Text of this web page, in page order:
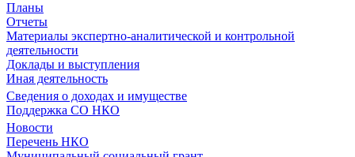
Планы
Отчеты
Материалы экспертно-аналитической и контрольной
деятельности
Доклады и выступления
Иная деятельность
Сведения о доходах и имуществе
Поддержка СО НКО
Новости
Перечень НКО